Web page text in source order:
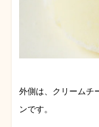
外側は、クリームチ
ンです。